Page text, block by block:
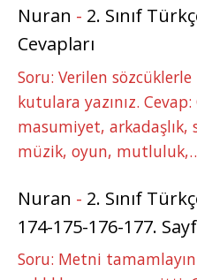
Nuran - 2. Sınıf
Cevapları
Soru: Verilen
kutulara yazınız.
masumiyet, arkadaşlık,
müzik, oyun,
Nuran - 2. Sınıf
174-175-176-177.
Soru: Metni